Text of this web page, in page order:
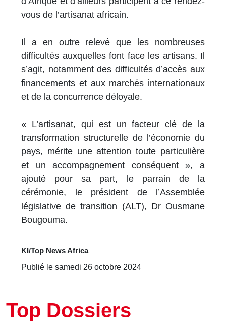
vous de l’artisanat africain.
Il a en outre relevé que les nombreuses
difficultés auxquelles font face les artisans. Il
s’agit, notamment des difficultés d’accès aux
financements et aux marchés internationaux
et de la concurrence déloyale.
« L’artisanat, qui est un facteur clé de la
transformation structurelle de l’économie du
pays, mérite une attention toute particulière
et un accompagnement conséquent », a
ajouté pour sa part, le parrain de la
cérémonie, le président de l’Assemblée
législative de transition (ALT), Dr Ousmane
Bougouma.
KI/Top News Africa
Publié le samedi 26 octobre 2024
Top Dossiers